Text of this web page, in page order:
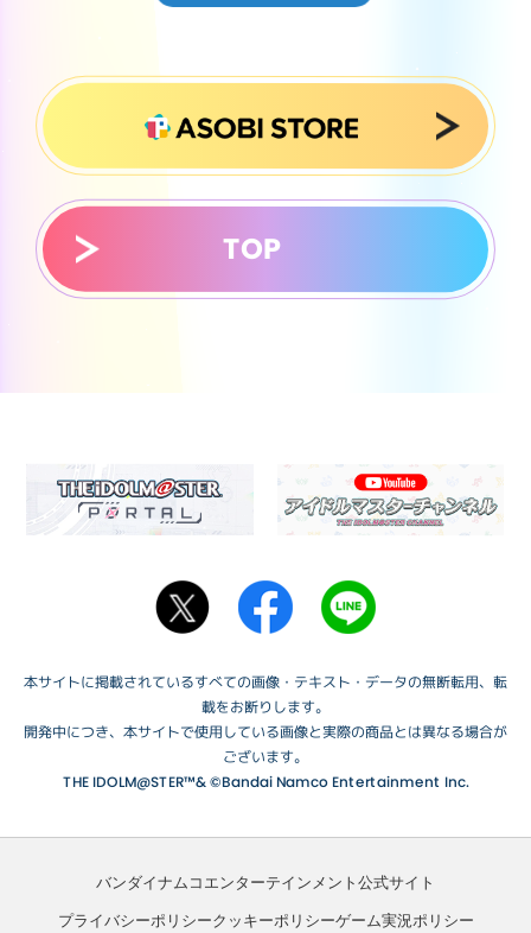
TOP
本サイトに掲載されているすべての画像・テキスト・データの無断転用、転
載をお断りします。
開発中につき、本サイトで使用している画像と実際の商品とは異なる場合が
ございます。
THE IDOLM@STER™& ©Bandai Namco Entertainment Inc.
バンダイナムコエンターテインメント公式サイト
プライバシーポリシークッキーポリシーゲーム実況ポリシー